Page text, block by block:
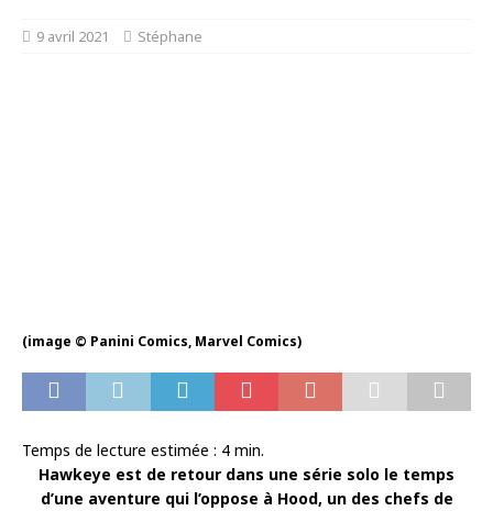
9 avril 2021 Stéphane
(image © Panini Comics, Marvel Comics)
Temps de lecture estimée : 4 min.
Hawkeye est de retour dans une série solo le temps
d’une aventure qui l’oppose à Hood, un des chefs de